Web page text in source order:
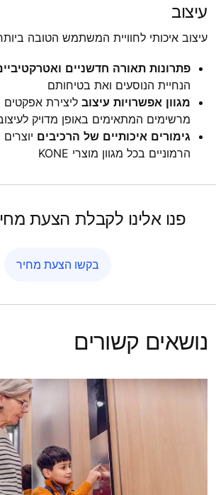
עיצוב
עיצוב איכותי לחוויית המשתמש הטובה
פתרונות תאורה חדשניים
הנחיית הנוסעים ואת בטיחותם
מגוון אפשרויות עיצוב ליצירת אפקטים
מרשימים המתאימים באופן מדויק
גימורים איכותיים של הרכיבים
הרמוניים בכל מגוון מוצרי KONE
פנו אלינו לקבלת הצעת
בקשו הצעת מחיר
נושאים קשורים